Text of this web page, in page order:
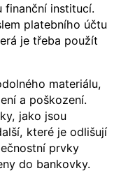
finanční institucí.
platebního účtu
je třeba použít
materiálu,
a poškození.
jako jsou
které je odlišují
prvky
do bankovky.